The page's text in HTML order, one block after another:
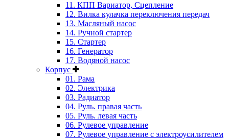
11. КПП Вариатор, Сцепление
12. Вилка кулачка переключения передач
13. Масляный насос
14. Ручной стартер
15. Стартер
16. Генератор
17. Водяной насос
Корпус
01. Рама
02. Электрика
03. Радиатор
04. Руль. правая часть
05. Руль. левая часть
06. Рулевое управление
07. Рулевое управление с электроусилителем